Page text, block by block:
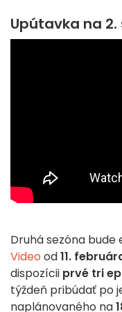
Upútavka na
Druhá sezóna bude
Video od11.
dispozícii prvé tri
týždeň pribúdať po
naplánovaného na